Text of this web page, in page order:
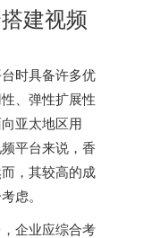
建视频
时具备许多优
、弹性扩展性
亚太地区用
平台来说，香
，其较高的成
虑。
企业应综合考